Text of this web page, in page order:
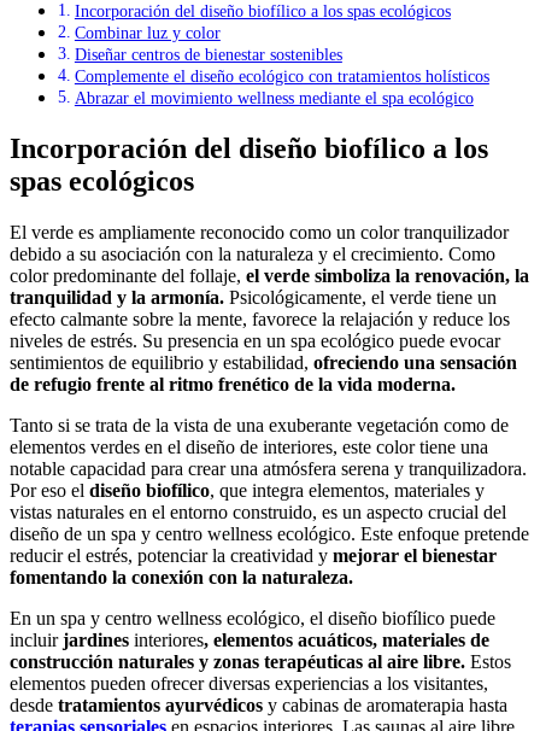
Incorporación del diseño biofílico a los spas ecológicos
Combinar luz y color
Diseñar centros de bienestar sostenibles
Complemente el diseño ecológico con tratamientos holísticos
Abrazar el movimiento wellness mediante el spa ecológico
Incorporación del diseño biofílico a los
spas ecológicos
El verde es ampliamente reconocido como un color tranquilizador
debido a su asociación con la naturaleza y el crecimiento. Como
color predominante del follaje, el verde simboliza la renovación, la
tranquilidad y la armonía. Psicológicamente, el verde tiene un
efecto calmante sobre la mente, favorece la relajación y reduce los
niveles de estrés. Su presencia en un spa ecológico puede evocar
sentimientos de equilibrio y estabilidad, ofreciendo una sensación
de refugio frente al ritmo frenético de la vida moderna.
Tanto si se trata de la vista de una exuberante vegetación como de
elementos verdes en el diseño de interiores, este color tiene una
notable capacidad para crear una atmósfera serena y tranquilizadora.
Por eso el diseño biofílico, que integra elementos, materiales y
vistas naturales en el entorno construido, es un aspecto crucial del
diseño de un spa y centro wellness ecológico. Este enfoque pretende
reducir el estrés, potenciar la creatividad y mejorar el bienestar
fomentando la conexión con la naturaleza.
En un spa y centro wellness ecológico, el diseño biofílico puede
incluirjardines interiores, elementos acuáticos, materiales de
construcción naturales y zonas terapéuticas al aire libre. Estos
elementos pueden ofrecer diversas experiencias a los visitantes,
desde tratamientos ayurvédicos y cabinas de aromaterapia hasta
terapias sensoriales en espacios interiores. Las saunas al aire libre,